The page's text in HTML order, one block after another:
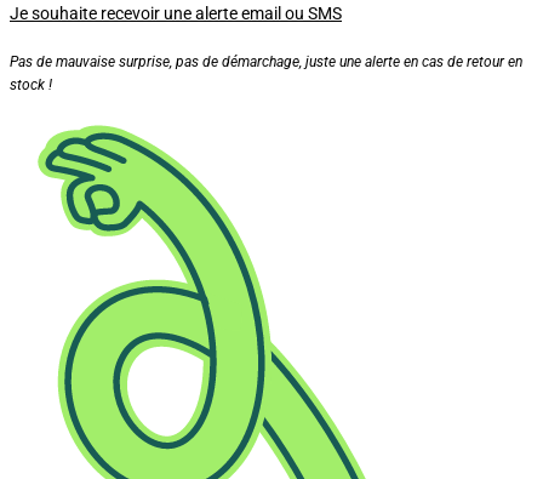
Je souhaite recevoir une alerte email ou SMS
Pas de mauvaise surprise, pas de démarchage, juste une alerte en cas de retour en
stock !